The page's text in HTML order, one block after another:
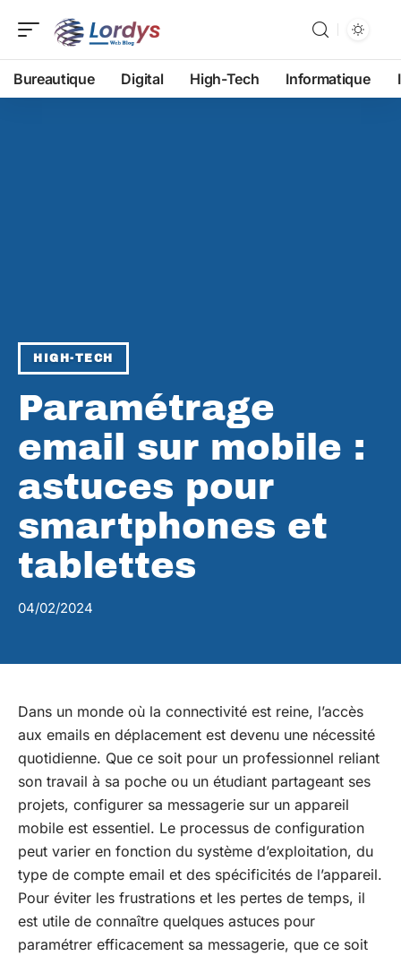
Bureautique Digital High-Tech Informatique
HIGH-TECH
Paramétrage
email sur mobile :
astuces pour
smartphones et
tablettes
04/02/2024
Dans un monde où la connectivité est reine, l’accès
aux emails en déplacement est devenu une nécessité
quotidienne. Que ce soit pour un professionnel reliant
son travail à sa poche ou un étudiant partageant ses
projets, configurer sa messagerie sur un appareil
mobile est essentiel. Le processus de configuration
peut varier en fonction du système d’exploitation, du
type de compte email et des spécificités de l’appareil.
Pour éviter les frustrations et les pertes de temps, il
est utile de connaître quelques astuces pour
paramétrer efficacement sa messagerie, que ce soit